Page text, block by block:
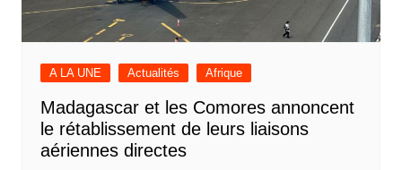
A LA UNE Actualités Afrique
Madagascar et les Comores annoncent
le rétablissement de leurs liaisons
aériennes directes